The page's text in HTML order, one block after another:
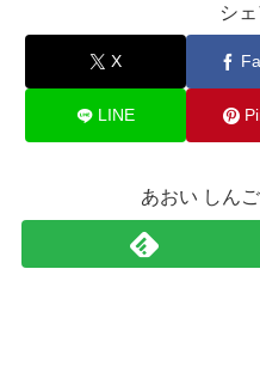
シ
X
LINE
あおい しん